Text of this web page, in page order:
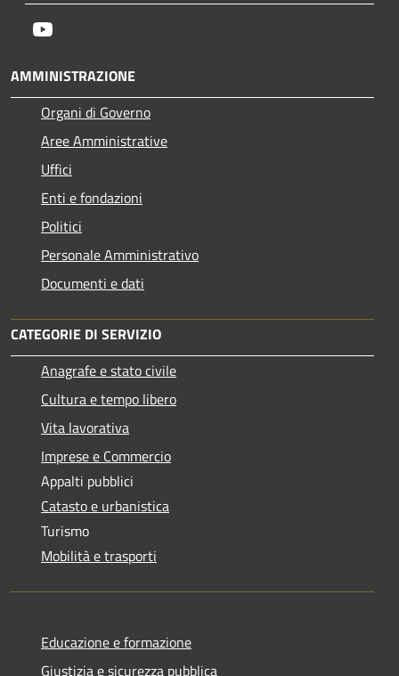
AMMINISTRAZIONE
Organi di Governo
Aree Amministrative
Uffici
Enti e fondazioni
Politici
Personale Amministrativo
Documenti e dati
CATEGORIE DI SERVIZIO
Anagrafe e stato civile
Cultura e tempo libero
Vita lavorativa
Imprese e Commercio
Appalti pubblici
Catasto e urbanistica
Turismo
Mobilità e trasporti
Educazione e formazione
Giustizia e sicurezza pubblica